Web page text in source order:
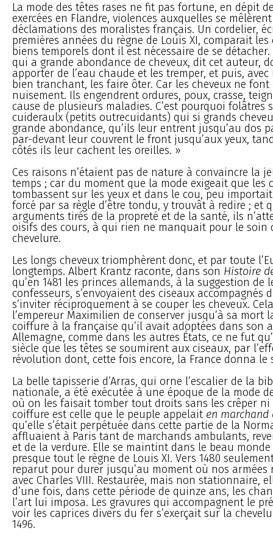
La mode des têtes rases ne fit pas fortune, en dépit
exercées en Flandre, violences auxquelles se
déclamations des moralistes français. Un cordelier,
premières années du règne de Louis XI, comparait les
biens temporels dont il est nécessaire de se
qui a grande abondance de cheveux, dit cet auteur,
apporter de l’eau chaude et les tremper, et puis,
bien tranchant, les faire ôter. Car les cheveux ne
nuisement. Ils engendrent ordures, poux, crasse,
cause de plusieurs maladies. C’est pourquoi folâtres
cuideraulx (petits outrecuidants) qui si grands
grande abondance, qu’ils leur entrent jusqu’au dos
par-devant leur couvrent le front jusqu’aux yeux,
côtés ils leur cachent les oreilles. »
Ces raisons n’étaient pas de nature à convaincre la
temps ; car du moment que la mode exigeait que les
tombassent sur les yeux et dans le cou, peu
forcé par sa règle d’être tondu, y trouvât à redire ; et
arguments tirés de la propreté et de la santé, ils
oisifs des cours, à qui rien ne manquait pour le soin
chevelure.
Les longs cheveux triomphèrent donc, et par toute
longtemps. Albert Krantz raconte, dans son Histoire
qu’en 1481 les princes allemands, à la suggestion de
confesseurs, s’envoyaient des ciseaux accompagnés
s’inviter réciproquement à se couper les cheveux.
l’empereur Maximilien de conserver jusqu’à sa mort
coiffure à la française qu’il avait adoptées dans son
Allemagne, comme dans les autres États, ce ne fut
siècle que les têtes se soumirent aux ciseaux, par
révolution dont, cette fois encore, la France donna le
La belle tapisserie d’Arras, qui orne l’escalier de la
nationale, a été exécutée à une époque de la mode
où on les faisait tomber tout droits sans les crêper ni
coiffure est celle que le peuple appelait en marchand
qu’elle s’était perpétuée dans cette partie de la
affluaient à Paris tant de marchands ambulants,
et de la verdure. Elle se maintint dans le beau
presque tout le règne de Louis XI. Vers 1480
reparut pour durer jusqu’au moment où nos armées
avec Charles VIII. Restaurée, mais non stationnaire,
d’une fois, dans cette période de quinze ans, les
l’art lui imposa. Les gravures qui accompagnent le
voir les caprices divers du fer s’exerçait sur la
1496.